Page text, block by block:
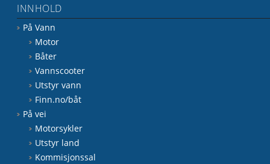
INNHOLD
På Vann
Motor
Båter
Vannscooter
Utstyr vann
Finn.no/båt
På vei
Motorsykler
Utstyr land
Kommisjonssal